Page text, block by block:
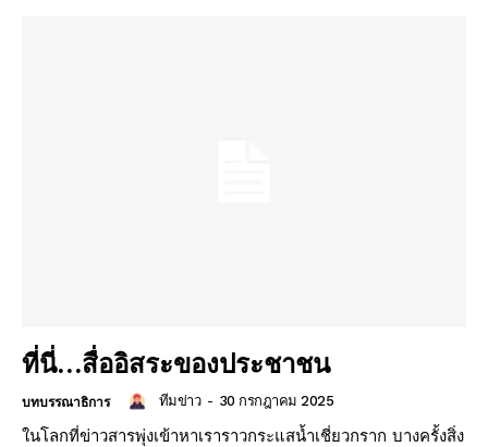
ที่นี่…สื่ออิสระของประชาชน
บทบรรณาธิการ ทีมข่าว - 30 กรกฎาคม 2025
ในโลกที่ข่าวสารพุ่งเข้าหาเราราวกระแสน้ำเชี่ยวกราก บางครั้งสิ่ง